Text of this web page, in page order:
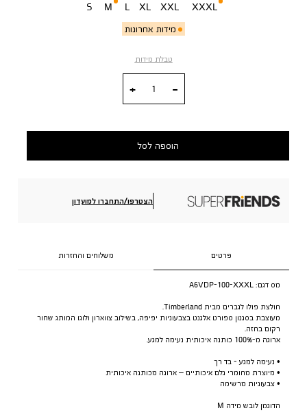
S M
מידות אחרונות
L XL XXL XXXL
טבלת מידות
הוספה לסל
הצטרפו/התחברו למועדון
פרטים משלוחים והחזרות
מס דגם: A6VDP-100-XXXL
חולצת פולו לגברים מבית Timberland.
מעוצבת בסגנון ספורט אלגנט בצבעוניות יפיפה, בשילוב צווארון ולוגו המותג שחור
רקום בחזה.
ארוגה מ-100% כותנה איכותית נעימה למגע.
• נעימה למגע - בד רך
• מיוצרת מחומרי גלם איכותיים – ארוגה מכותנה איכותית
• צבעוניות מרשימה
הדוגמן לובש מידה M